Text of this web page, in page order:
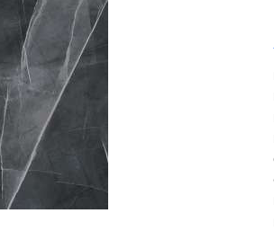
плитку